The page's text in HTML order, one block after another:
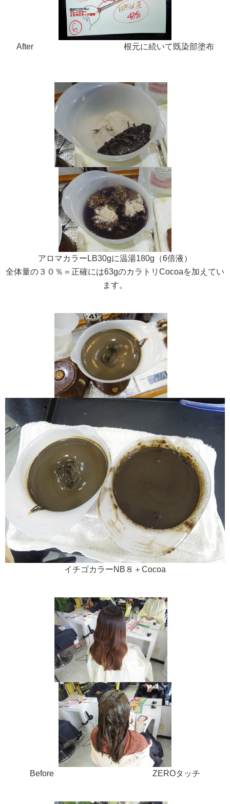
After 根元に続いて既染部塗布
アロマカラーLB30gに温湯180g（6倍液）
全体量の３０％＝正確には63gのカラトリCocoaを加えてい
ます。
イチゴカラーNB８＋Cocoa
Before ZEROタッチ